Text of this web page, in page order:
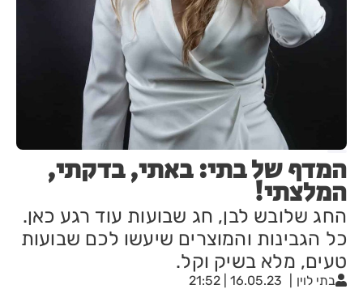
המדף של בתי: באתי, בדקתי,
המלצתי!
החג שלובש לבן, חג שבועות עוד רגע כאן.
כל הגבינות והמוצרים שיעשו לכם שבועות
טעים, מלא בשיק וקל.
בתי לוין 16.05.23 | 21:52